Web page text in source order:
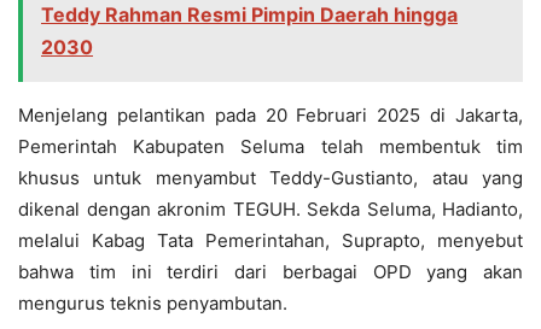
Teddy Rahman Resmi Pimpin Daerah hingga
2030
Menjelang pelantikan pada 20 Februari 2025 di Jakarta,
Pemerintah Kabupaten Seluma telah membentuk tim
khusus untuk menyambut Teddy-Gustianto, atau yang
dikenal dengan akronim TEGUH. Sekda Seluma, Hadianto,
melalui Kabag Tata Pemerintahan, Suprapto, menyebut
bahwa tim ini terdiri dari berbagai OPD yang akan
mengurus teknis penyambutan.